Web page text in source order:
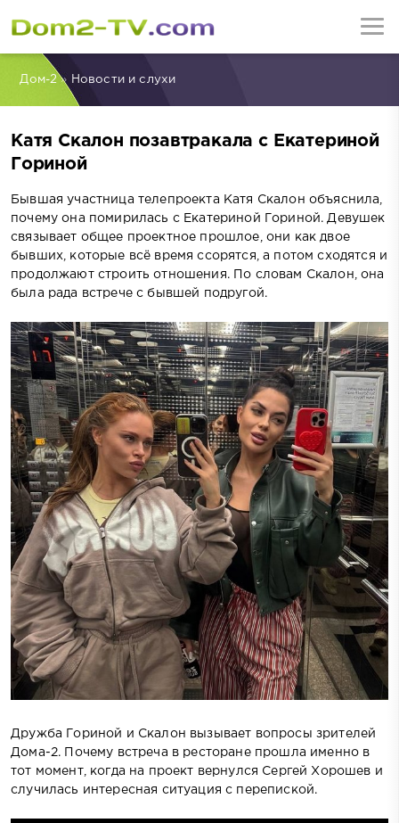
Дом-2» Новости и слухи
Катя Скалон позавтракала с Екатериной
Гориной
Бывшая участница телепроекта Катя Скалон объяснила,
почему она помирилась с Екатериной Гориной. Девушек
связывает общее проектное прошлое, они как двое
бывших, которые всё время ссорятся, а потом сходятся и
продолжают строить отношения. По словам Скалон, она
была рада встрече с бывшей подругой.
Дружба Гориной и Скалон вызывает вопросы зрителей
Дома-2. Почему встреча в ресторане прошла именно в
тот момент, когда на проект вернулся Сергей Хорошев и
случилась интересная ситуация с перепиской.